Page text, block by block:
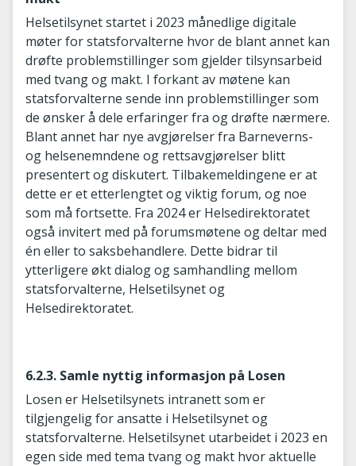
Helsetilsynet startet i 2023 månedlige digitale
møter for statsforvalterne hvor de blant annet kan
drøfte problemstillinger som gjelder tilsynsarbeid
med tvang og makt. I forkant av møtene kan
statsforvalterne sende inn problemstillinger som
de ønsker å dele erfaringer fra og drøfte nærmere.
Blant annet har nye avgjørelser fra Barneverns-
og helsenemndene og rettsavgjørelser blitt
presentert og diskutert. Tilbakemeldingene er at
dette er et etterlengtet og viktig forum, og noe
som må fortsette. Fra 2024 er Helsedirektoratet
også invitert med på forumsmøtene og deltar med
én eller to saksbehandlere. Dette bidrar til
ytterligere økt dialog og samhandling mellom
statsforvalterne, Helsetilsynet og
Helsedirektoratet.
6.2.3. Samle nyttig informasjon på Losen
Losen er Helsetilsynets intranett som er
tilgjengelig for ansatte i Helsetilsynet og
statsforvalterne. Helsetilsynet utarbeidet i 2023 en
egen side med tema tvang og makt hvor aktuelle